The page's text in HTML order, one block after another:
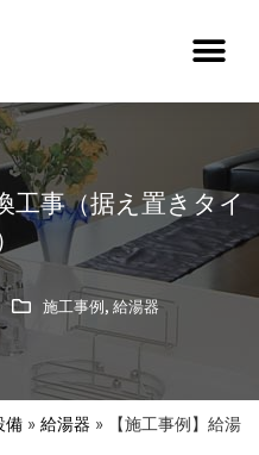
工事（据え置きタイ
施工事例,給湯器
備 » 給湯器 »
【施工事例】給湯